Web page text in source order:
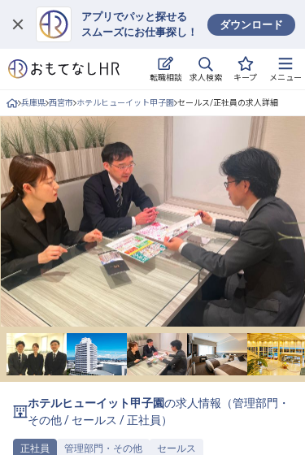
アプリでパッと探せる
スムーズにお仕事探し！
ダウンロード
転職相談 求人検索 キープ メニュー
ログイン
求人・施設を探す
キープした求人
就職・転職 合同説明会
おもてなしHRについて
ご利用の流れ
よくある質問
ホテル・宿泊業界情報コラム
無料 転職サポートに申し込む
兵庫県 西宮市 ホテルヒューイット甲子園 セールス/正社員の求人詳細
ホテルヒューイット甲子園の求人情報（管理部門・
その他/ セールス /正社員 ）
正社員 管理部門・その他 セールス